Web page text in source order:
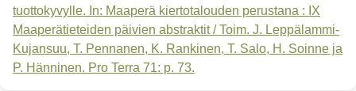
tuottokyvylle. In: Maaperä kiertotalouden perustana : IX
Maaperätieteiden päivien abstraktit / Toim. J. Leppälammi-
Kujansuu, T. Pennanen, K. Rankinen, T. Salo, H. Soinne ja
P. Hänninen. Pro Terra 71: p. 73.